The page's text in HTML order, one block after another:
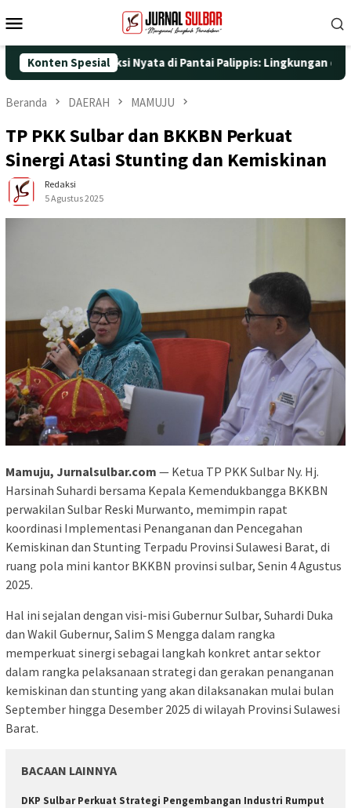
ke
Mobile
Konten Spesial
dengan Aksi Nyata di Pantai Palippis: Lingkungan dan
Beranda DAERAH MAMUJU
TP PKK Sulbar dan BKKBN Perkuat
Sinergi Atasi Stunting dan Kemiskinan
Redaksi
5 Agustus 2025
Mamuju, Jurnalsulbar.com — Ketua TP PKK Sulbar Ny. Hj.
Harsinah Suhardi bersama Kepala Kemendukbangga BKKBN
perwakilan Sulbar Reski Murwanto, memimpin rapat
koordinasi Implementasi Penanganan dan Pencegahan
Kemiskinan dan Stunting Terpadu Provinsi Sulawesi Barat, di
ruang pola mini kantor BKKBN provinsi sulbar, Senin 4 Agustus
2025.
Hal ini sejalan dengan visi-misi Gubernur Sulbar, Suhardi Duka
dan Wakil Gubernur, Salim S Mengga dalam rangka
memperkuat sinergi sebagai langkah konkret antar sektor
dalam rangka pelaksanaan strategi dan gerakan penanganan
kemiskinan dan stunting yang akan dilaksanakan mulai bulan
September hingga Desember 2025 di wilayah Provinsi Sulawesi
Barat.
BACAAN LAINNYA
DKP Sulbar Perkuat Strategi Pengembangan Industri Rumput